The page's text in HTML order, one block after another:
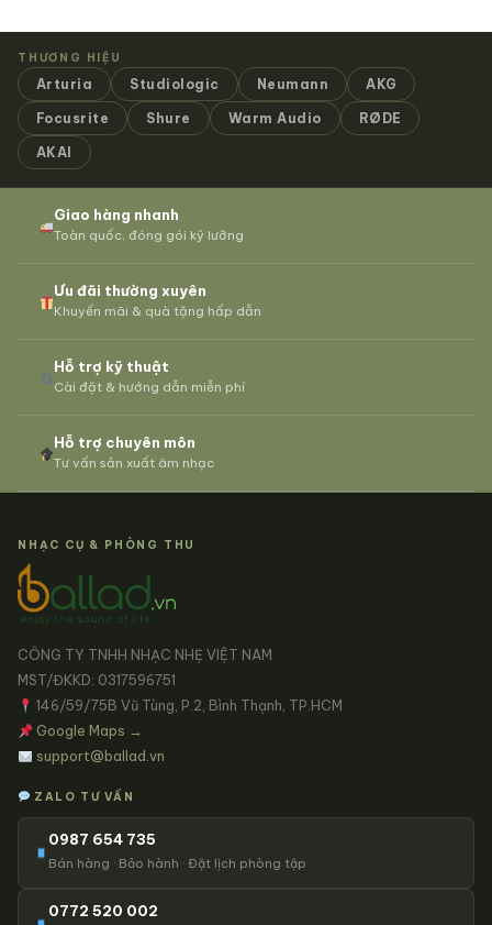
THƯƠNG HIỆU
Arturia Studiologic Neumann AKG
Focusrite Shure Warm Audio RØDE
AKAI
Giao hàng nhanh
Toàn quốc, đóng gói kỹ lưỡng
Ưu đãi thường xuyên
Khuyến mãi & quà tặng hấp dẫn
Hỗ trợ kỹ thuật
Cài đặt & hướng dẫn miễn phí
Hỗ trợ chuyên môn
Tư vấn sản xuất âm nhạc
NHẠC CỤ & PHÒNG THU
CÔNG TY TNHH NHẠC NHẸ VIỆT NAM
MST/ĐKKD: 0317596751
146/59/75B Vũ Tùng, P.2, Bình Thạnh, TP.HCM
Google Maps →
support@ballad.vn
ZALO TƯ VẤN
0987 654 735
Bán hàng · Bảo hành · Đặt lịch phòng tập
0772 520 002